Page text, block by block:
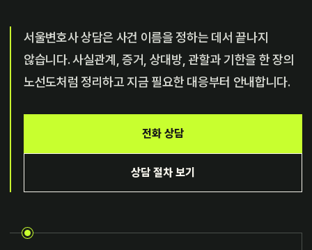
서울변호사 상담은 사건 이름을 정하는 데서 끝나지
않습니다. 사실관계, 증거, 상대방, 관할과 기한을 한 장의
노선도처럼 정리하고 지금 필요한 대응부터 안내합니다.
전화 상담
상담 절차 보기